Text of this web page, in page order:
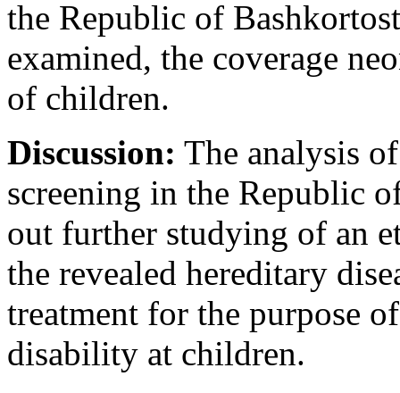
the Republic of
examined, the coverage
of children.
Discussion: The analysis
screening in the Republic
out further studying of an
the revealed hereditary
treatment for the purpose
disability at children.